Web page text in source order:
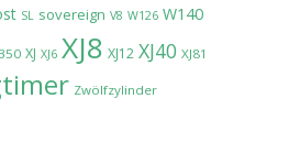
SL sovereign V8 W126 W140
XJ XJ6 XJ8 XJ12 XJ40 XJ81
Zwölfzylinder